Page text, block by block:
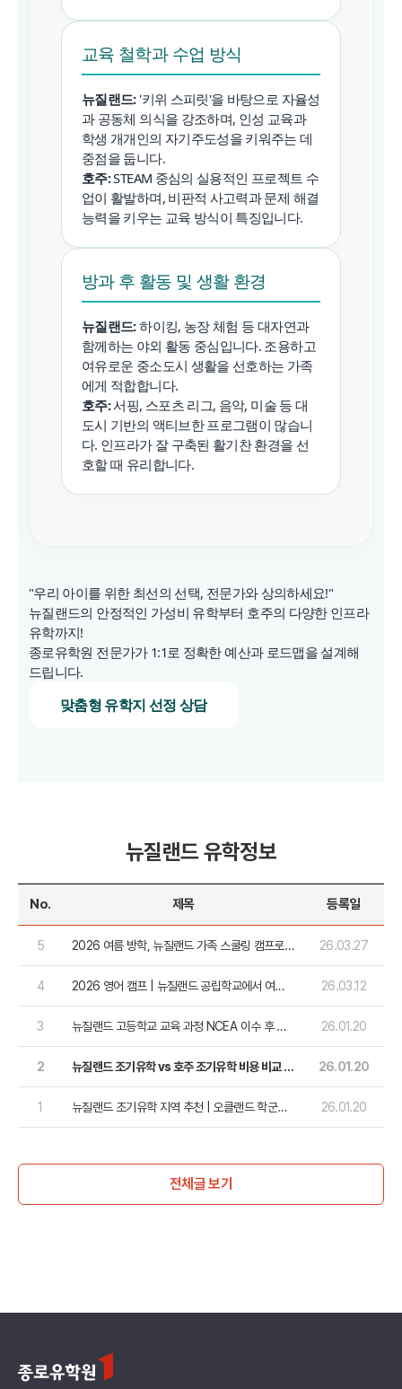
교육 철학과 수업 방식
뉴질랜드:'키위 스피릿'을 바탕으로 자율성
과 공동체 의식을 강조하며, 인성 교육과
학생 개개인의 자기주도성을 키워주는 데
중점을 둡니다.
호주:STEAM 중심의 실용적인 프로젝트 수
업이 활발하며, 비판적 사고력과 문제 해결
능력을 키우는 교육 방식이 특징입니다.
방과 후 활동 및 생활 환경
뉴질랜드:하이킹, 농장 체험 등 대자연과
함께하는 야외 활동 중심입니다. 조용하고
여유로운 중소도시 생활을 선호하는 가족
에게 적합합니다.
호주:서핑, 스포츠 리그, 음악, 미술 등 대
도시 기반의 액티브한 프로그램이 많습니
다. 인프라가 잘 구축된 활기찬 환경을 선
호할 때 유리합니다.
"우리 아이를 위한 최선의 선택, 전문가와 상의하세요!"
뉴질랜드의 안정적인 가성비 유학부터 호주의 다양한 인프라
유학까지!
종로유학원 전문가가 1:1로 정확한 예산과 로드맵을 설계해
드립니다.
맞춤형 유학지 선정 상담
뉴질랜드 유학정보
No. 제목 등록일
5
2026 여름 방학, 뉴질랜드 가족 스쿨링 캠프로
26.03.27
4
2026 영어 캠프 | 뉴질랜드 공립학교에서 여름
26.03.12
3
뉴질랜드 고등학교 교육 과정 NCEA 이수 후 대
26.01.20
2
뉴질랜드 조기유학 vs 호주 조기유학 비용 비교 총
26.01.20
1
뉴질랜드 조기유학 지역 추천 | 오클랜드 학군과
26.01.20
전체글 보기